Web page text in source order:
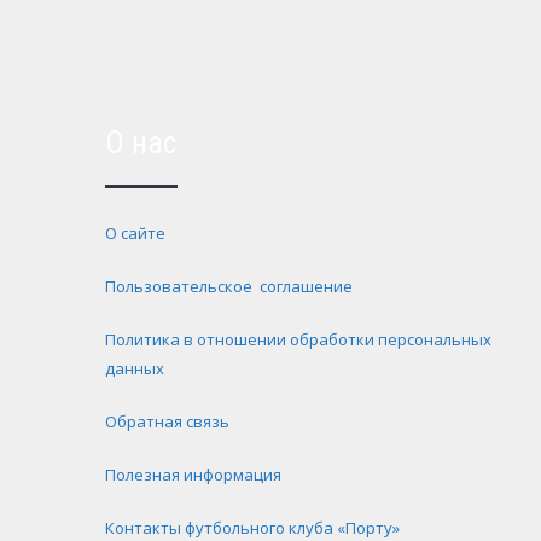
О сайте
Пользовательское соглашение
Политика в отношении обработки персональных
данных
Обратная связь
Полезная информация
Контакты футбольного клуба «Порту»